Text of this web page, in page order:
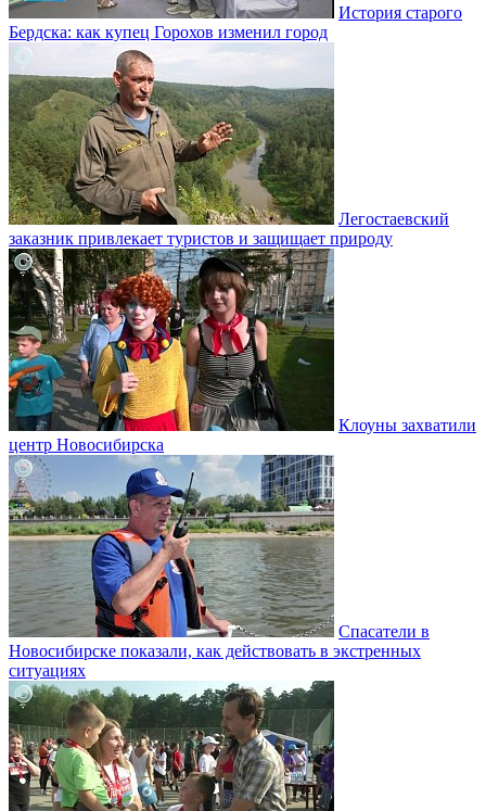
История старого
Бердска: как купец Горохов изменил город
Легостаевский
заказник привлекает туристов и защищает природу
Клоуны захватили
центр Новосибирска
Спасатели в
Новосибирске показали, как действовать в экстренных
ситуациях